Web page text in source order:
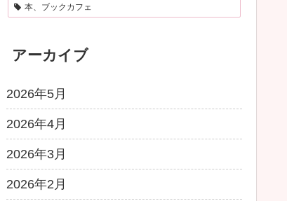
本、ブックカフェ
アーカイブ
2026年5月
2026年4月
2026年3月
2026年2月